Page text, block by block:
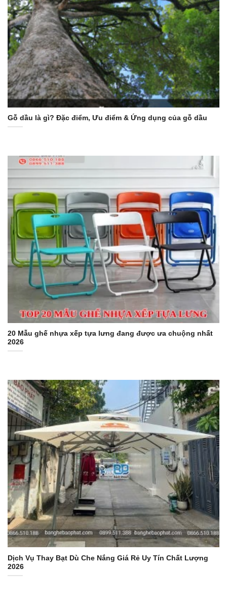
Gỗ dầu là gì? Đặc điểm, Ưu điểm & Ứng dụng của gỗ dầu
20 Mẫu ghế nhựa xếp tựa lưng đang được ưa chuộng nhất
2026
Dịch Vụ Thay Bạt Dù Che Nắng Giá Rẻ Uy Tín Chất Lượng
2026